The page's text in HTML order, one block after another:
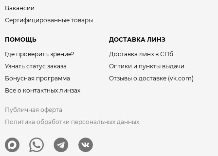
Вакансии
Сертифицированные товары
ПОМОЩЬ
Где проверить зрение?
Узнать статус заказа
Бонусная программа
Все о контактных линзах
ДОСТАВКА ЛИНЗ
Доставка линз в СПб
Оптики и пункты выдачи
Отзывы о доставке (vk.com)
Публичная оферта
Политика обработки персональных данных